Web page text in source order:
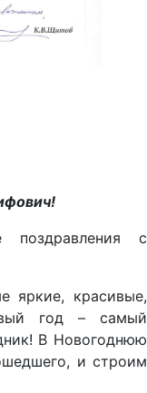
с
яркие, красивые,
год – самый
В Новогоднюю
и строим